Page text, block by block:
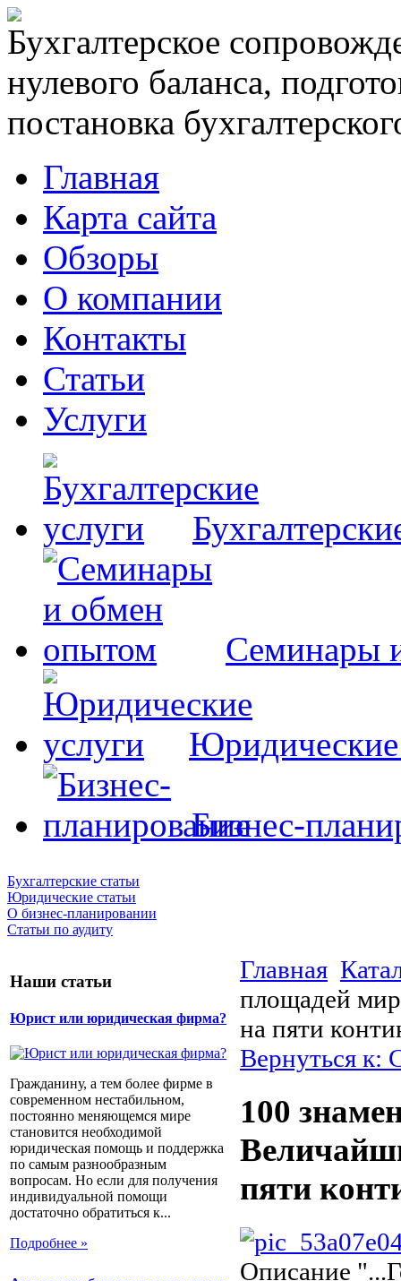
Бухгалтерское
нулевого баланса,
постановка
Главная
Карта сайта
Обзоры
О компании
Контакты
Статьи
Услуги
Семинары
Юридические
Бизнес-
Бухгалтерские статьи
Юридические статьи
О бизнес-планировании
Статьи по аудиту
Наши статьи
Юрист или юридическая фирма?
Гражданину, а тем более фирме в
современном нестабильном,
постоянно меняющемся мире
становится необходимой
юридическая помощь и поддержка
по самым разнообразным
вопросам. Но если для получения
индивидуальной помощи
достаточно обратиться к...
Подробнее »
Главная
площадей
на пяти
Вернуться к:
100
пяти
Описание